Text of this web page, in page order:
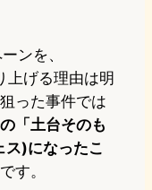
ンを、
上げる理由は明
った事件では
「土台そのも
ス)になったこ
す。